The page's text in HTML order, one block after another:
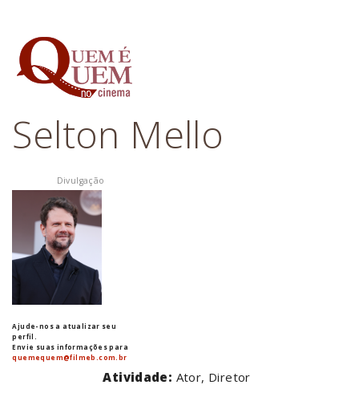
Selton Mello
Divulgação
Ajude-nos a atualizar seu
perfil.
Envie suas informações para
quemequem@filmeb.com.br
Atividade: Ator, Diretor